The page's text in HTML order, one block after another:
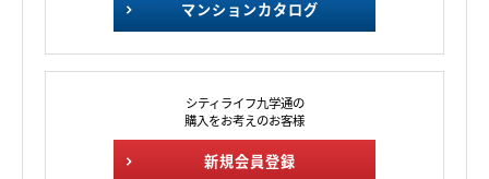
マンションカタログ
シティライフ九学通の
購入をお考えのお客様
新規会員登録